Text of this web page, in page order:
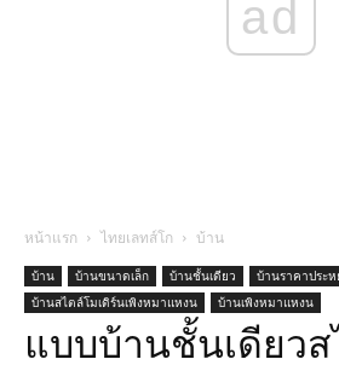
ad
หน้าแรก ไทยเลทส์โก บ้าน
บ้าน บ้านขนาดเล็ก บ้านชั้นเดียว บ้านราคาประ
บ้านสไตล์โมเดิร์นเพิงหมาแหงน
บ้านเพิงหมาแหงน
แบบบ้านชั้นเดียวส